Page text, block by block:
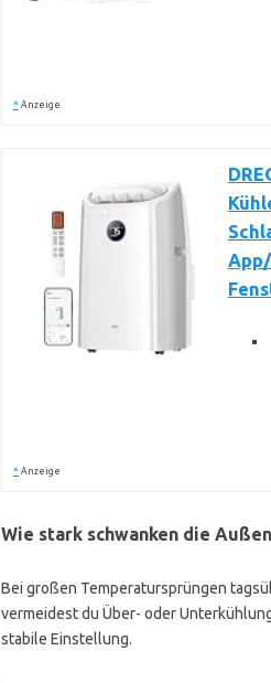
* Anzeige
* Anzeige
Wie stark schwanken die
Bei großen Temperatursprüngen
vermeidest du Über- oder
stabile Einstellung.